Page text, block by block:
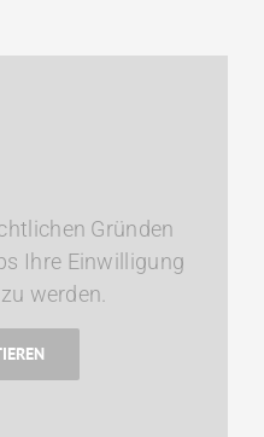
Gründen
Ihre Einwilligung
werden.